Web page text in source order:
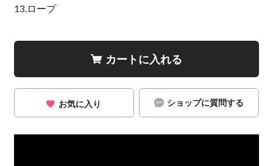
13.ロープ
カートに入れる
お気に入り ショップに質問する